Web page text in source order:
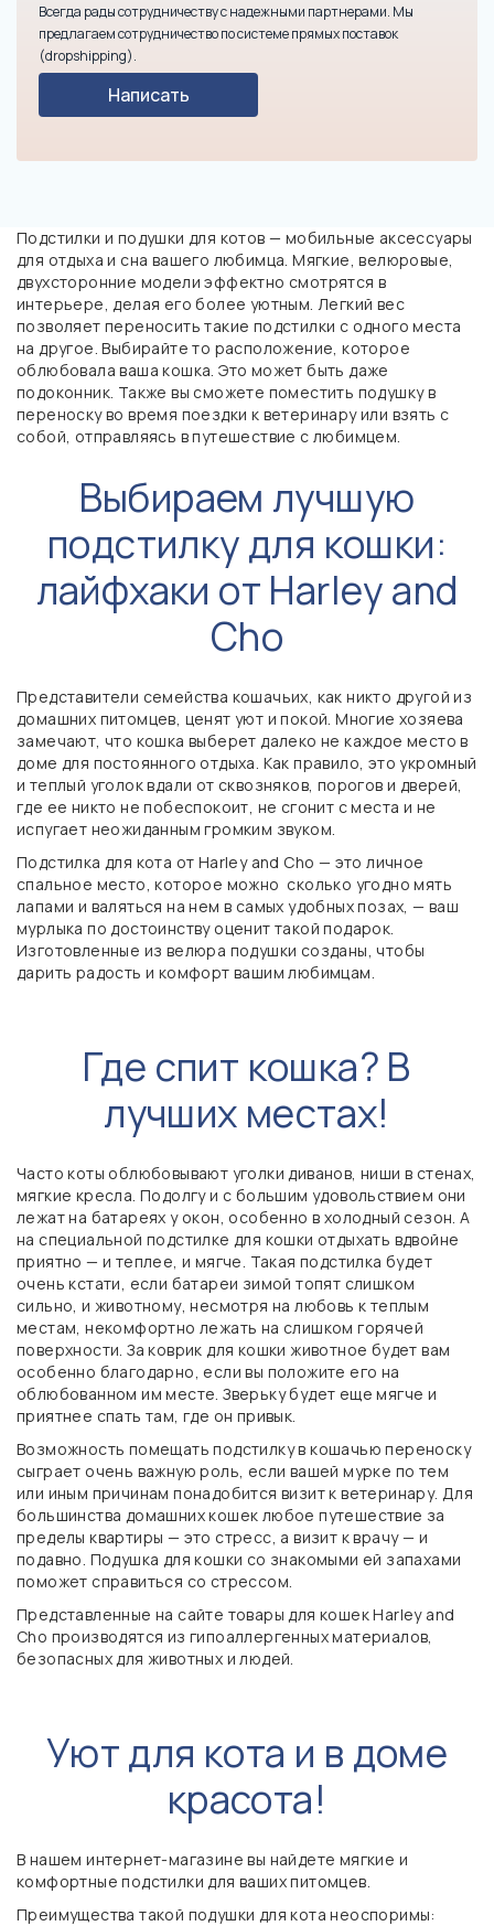
Всегда рады сотрудничеству с надежными партнерами. Мы
предлагаем сотрудничество по системе прямых поставок
(dropshipping).
Написать
Подстилки и подушки для котов — мобильные аксессуары
для отдыха и сна вашего любимца. Мягкие, велюровые,
двухсторонние модели эффектно смотрятся в
интерьере, делая его более уютным. Легкий вес
позволяет переносить такие подстилки с одного места
на другое. Выбирайте то расположение, которое
облюбовала ваша кошка. Это может быть даже
подоконник. Также вы сможете поместить подушку в
переноску во время поездки к ветеринару или взять с
собой, отправляясь в путешествие с любимцем.
Выбираем лучшую
подстилку для кошки:
лайфхаки от Harley and
Cho
Представители семейства кошачьих, как никто другой из
домашних питомцев, ценят уют и покой. Многие хозяева
замечают, что кошка выберет далеко не каждое место в
доме для постоянного отдыха. Как правило, это укромный
и теплый уголок вдали от сквозняков, порогов и дверей,
где ее никто не побеспокоит, не сгонит с места и не
испугает неожиданным громким звуком.
Подстилка для кота от Harley and Cho — это личное
спальное место, которое можно сколько угодно мять
лапами и валяться на нем в самых удобных позах, — ваш
мурлыка по достоинству оценит такой подарок.
Изготовленные из велюра подушки созданы, чтобы
дарить радость и комфорт вашим любимцам.
Где спит кошка? В
лучших местах!
Часто коты облюбовывают уголки диванов, ниши в стенах,
мягкие кресла. Подолгу и с большим удовольствием они
лежат на батареях у окон, особенно в холодный сезон. А
на специальной подстилке для кошки отдыхать вдвойне
приятно — и теплее, и мягче. Такая подстилка будет
очень кстати, если батареи зимой топят слишком
сильно, и животному, несмотря на любовь к теплым
местам, некомфортно лежать на слишком горячей
поверхности. За коврик для кошки животное будет вам
особенно благодарно, если вы положите его на
облюбованном им месте. Зверьку будет еще мягче и
приятнее спать там, где он привык.
Возможность помещать подстилку в кошачью переноску
сыграет очень важную роль, если вашей мурке по тем
или иным причинам понадобится визит к ветеринару. Для
большинства домашних кошек любое путешествие за
пределы квартиры — это стресс, а визит к врачу — и
подавно. Подушка для кошки со знакомыми ей запахами
поможет справиться со стрессом.
Представленные на сайте товары для кошек Harley and
Cho производятся из гипоаллергенных материалов,
безопасных для животных и людей.
Уют для кота и в доме
красота!
В нашем интернет-магазине вы найдете мягкие и
комфортные подстилки для ваших питомцев.
Преимущества такой подушки для кота неоспоримы: